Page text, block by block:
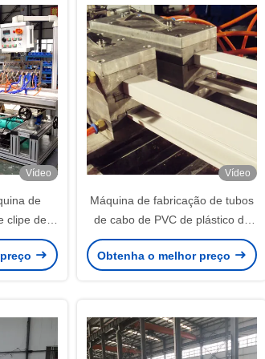
Vídeo
de
clipe de
L ou V
de perfil
Vídeo
Máquina de fabricação de tubos
de cabo de PVC de plástico de
venda quente
Obtenha o melhor preço